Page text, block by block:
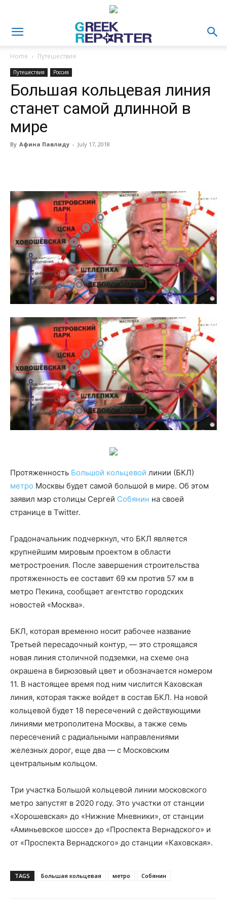
Home Путешествия
Путешествия Россия
Большая кольцевая линия
станет самой длинной в
мире
By Афина Павлиду - July 17, 2018
Протяженность Большой кольцевой линии (БКЛ)
метро Москвы будет самой большой в мире. Об этом
заявил мэр столицы Сергей Собянин на своей
странице в Twitter.
Градоначальник подчеркнул, что БКЛ является
крупнейшим мировым проектом в области
метростроения. После завершения строительства
протяженность ее составит 69 км против 57 км в
метро Пекина, сообщает агентство городских
новостей «Москва».
БКЛ, которая временно носит рабочее название
Третьей пересадочный контур, — это строящаяся
новая линия столичной подземки, на схеме она
окрашена в бирюзовый цвет и обозначается номером
11. В настоящее время под ним числится Каховская
линия, которая также войдет в состав БКЛ. На новой
кольцевой будет 18 пересечений с действующими
линиями метрополитена Москвы, а также семь
пересечений с радиальными направлениями
железных дорог, еще два — с Московским
центральным кольцом.
Три участка Большой кольцевой линии московского
метро запустят в 2020 году. Это участки от станции
«Хорошевская» до «Нижние Мневники», от станции
«Аминьевское шоссе» до «Проспекта Вернадского» и
от «Проспекта Вернадского» до станции «Каховская».
TAGS Большая кольцевая метро Собянин